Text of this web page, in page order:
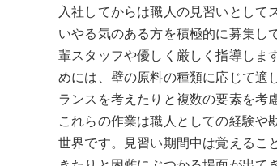
入社してからは職人の見習いとして
いやる気のある方を積極的に募集し
輩スタッフや優しく厳しく指導しま
めには、壁の原料の種類に応じて適
ランスを考えたりと複数の要素を考
これらの作業は職人としての経験や
世界です。見習い期間中は覚えるこ